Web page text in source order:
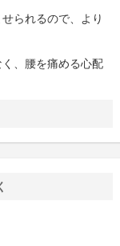
られるので、より
、腰を痛める心配